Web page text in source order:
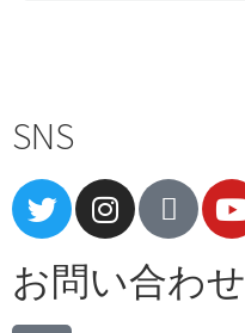
SNS
お問い合わせ